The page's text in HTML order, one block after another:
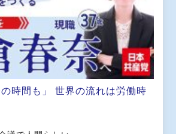
の時間も」 世界の流れは労働時